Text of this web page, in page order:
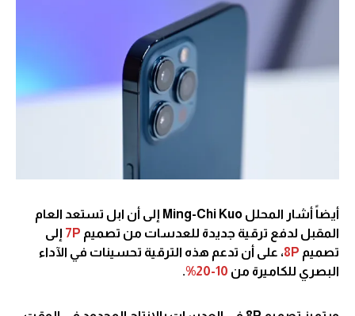
أيضاً أشار المحلل Ming-Chi Kuo إلى أن ابل تستعد العام
المقبل لدفع ترقية جديدة للعدسات من تصميم 7P إلى
تصميم 8P، على أن تدعم هذه الترقية تحسينات في الآداء
البصري للكاميرة من 10-20%
.